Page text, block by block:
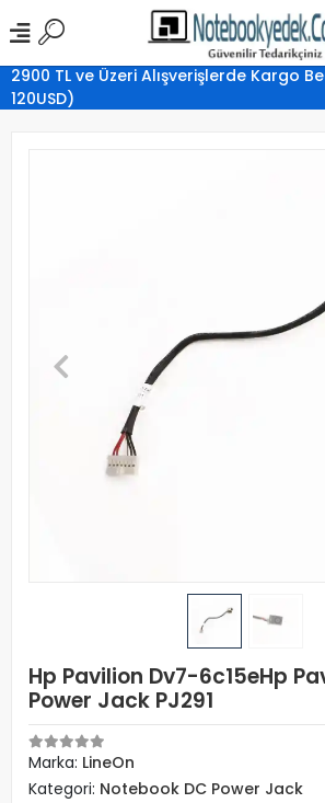
2900 TL ve Üzeri Alışverişlerde Kargo
120USD)
Hp Pavilion Dv7-6c15eHp
Power Jack PJ291
Marka: LineOn
Kategori: Notebook DC Power Jack